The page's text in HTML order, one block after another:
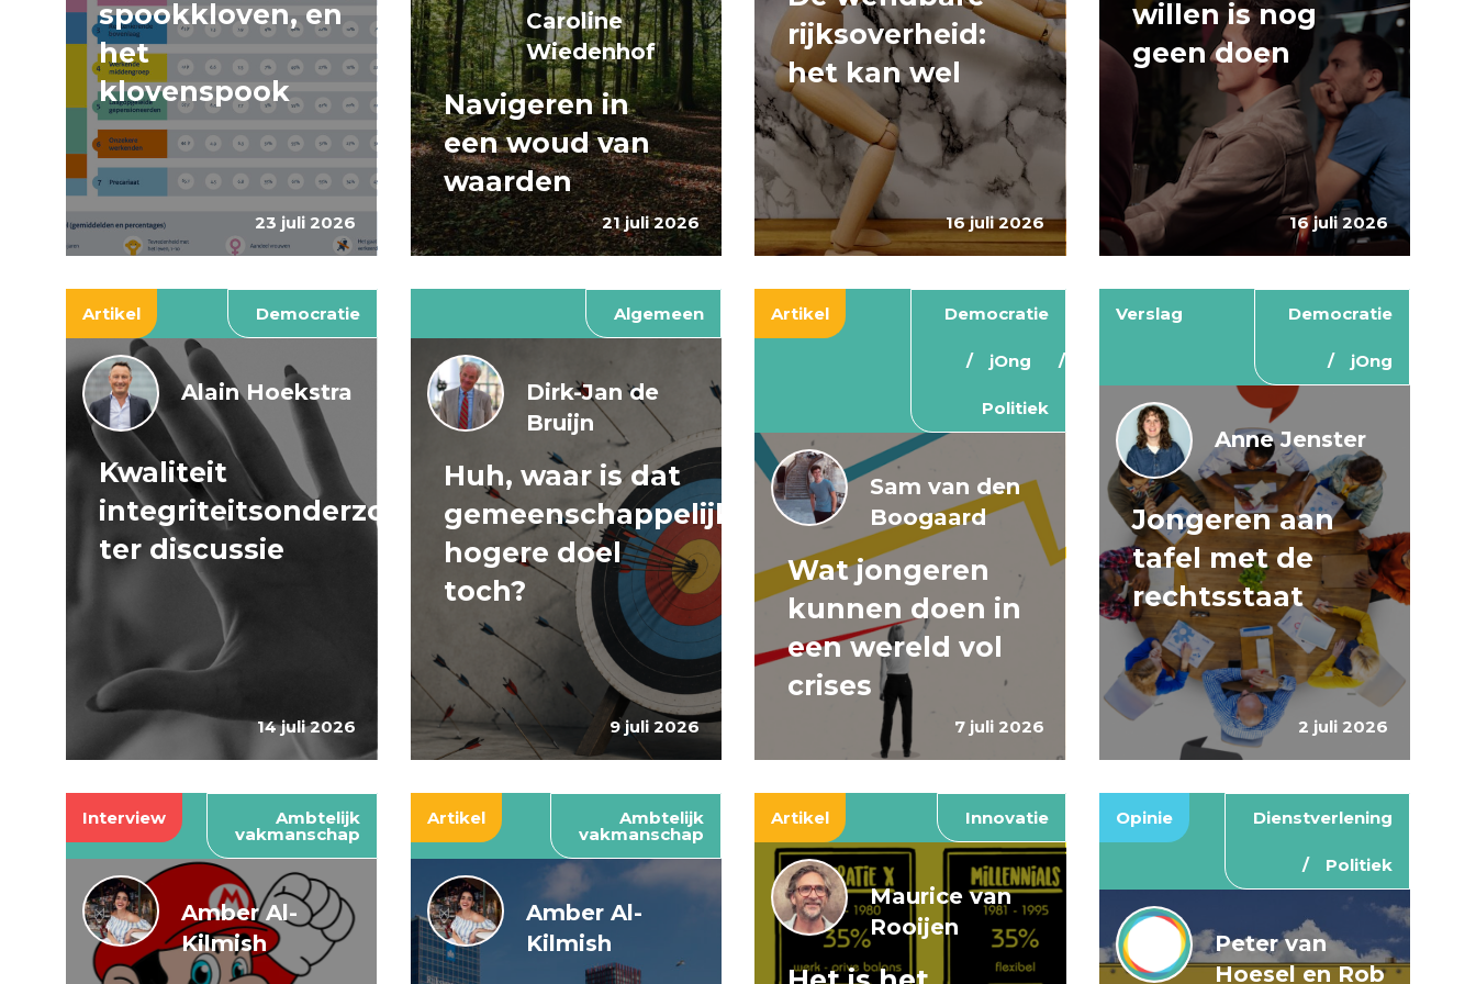
23 juli 2026
spookkloven, en
het
klovenspook
21 juli 2026
Caroline
Wiedenhof
Navigeren in
een woud van
waarden
16 juli 2026
rijksoverheid:
het kan wel
16 juli 2026
willen is nog
geen doen
Artikel Democratie
14 juli 2026
Alain Hoekstra
Kwaliteit
integriteitsonderzoeken
ter discussie
Algemeen
9 juli 2026
Dirk-Jan de
Bruijn
Huh, waar is dat
gemeenschappelijke
hogere doel
toch?
Artikel Democratie
jOng
Politiek
7 juli 2026
Sam van den
Boogaard
Wat jongeren
kunnen doen in
een wereld vol
crises
Verslag Democratie
jOng
2 juli 2026
Anne Jenster
Jongeren aan
tafel met de
rechtsstaat
Interview Ambtelijk
vakmanschap
Amber Al-
Kilmish
Artikel Ambtelijk
vakmanschap
Amber Al-
Kilmish
Artikel Innovatie
Maurice van
Rooijen
Opinie Dienstverlening
Politiek
Peter van
Hoesel en Rob